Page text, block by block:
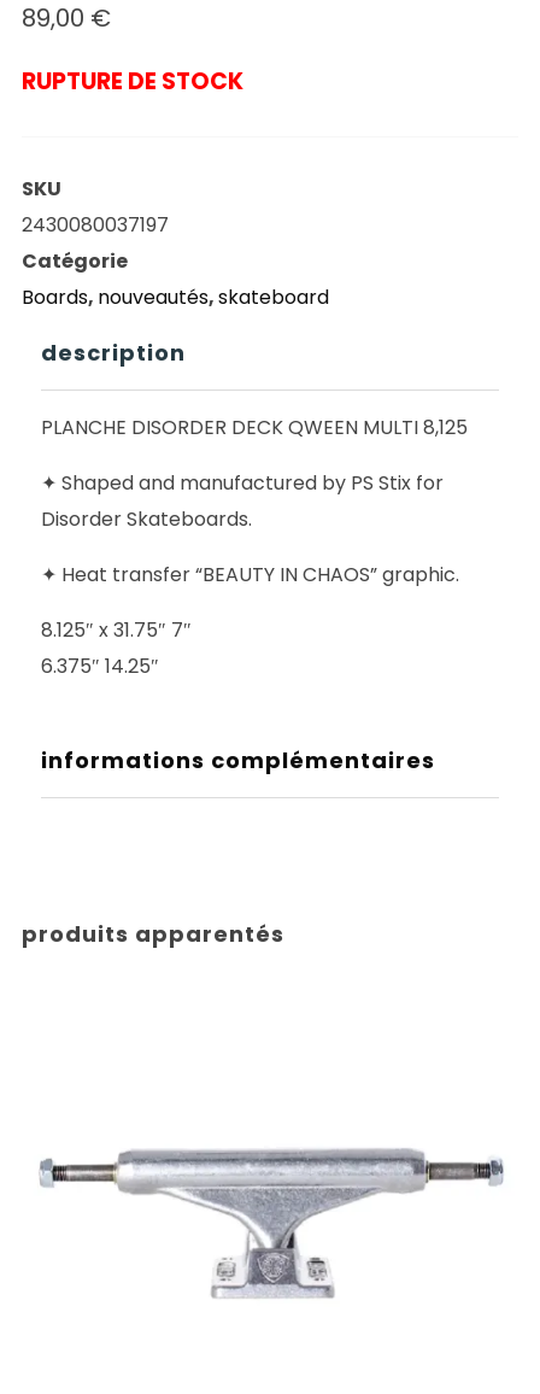
89,00 €
RUPTURE DE STOCK
SKU
2430080037197
Catégorie
Boards, nouveautés,skateboard
description
PLANCHE DISORDER DECK QWEEN MULTI 8,125
✦ Shaped and manufactured by PS Stix for
Disorder Skateboards.
✦ Heat transfer “BEAUTY IN CHAOS” graphic.
8.125″ x 31.75″ 7″
6.375″ 14.25″
informations complémentaires
produits apparentés